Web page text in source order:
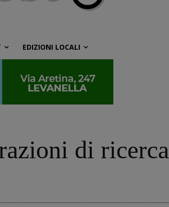
EDIZIONI LOCALI
di ricerca